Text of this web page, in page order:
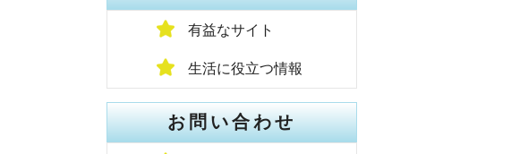
有益なサイト
生活に役立つ情報
お問い合わせ